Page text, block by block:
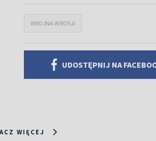
#WOJNA W ROSJI
UDOSTĘPNIJ NA
WIĘCEJ